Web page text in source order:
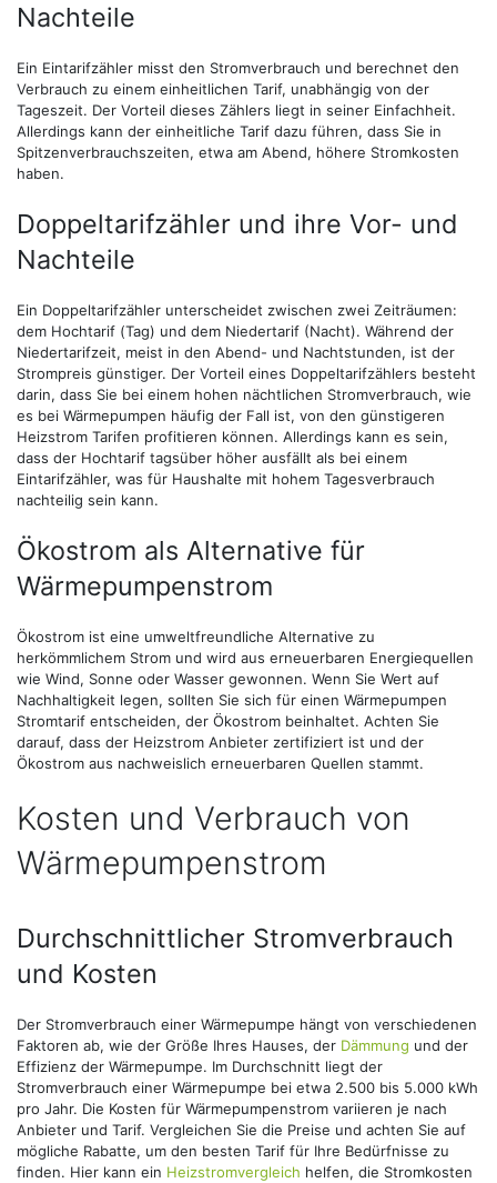
Nachteile
Ein Eintarifzähler misst den Stromverbrauch und berechnet den
Verbrauch zu einem einheitlichen Tarif, unabhängig von der
Tageszeit. Der Vorteil dieses Zählers liegt in seiner Einfachheit.
Allerdings kann der einheitliche Tarif dazu führen, dass Sie in
Spitzenverbrauchszeiten, etwa am Abend, höhere Stromkosten
haben.
Doppeltarifzähler und ihre Vor- und
Nachteile
Ein Doppeltarifzähler unterscheidet zwischen zwei Zeiträumen:
dem Hochtarif (Tag) und dem Niedertarif (Nacht). Während der
Niedertarifzeit, meist in den Abend- und Nachtstunden, ist der
Strompreis günstiger. Der Vorteil eines Doppeltarifzählers besteht
darin, dass Sie bei einem hohen nächtlichen Stromverbrauch, wie
es bei Wärmepumpen häufig der Fall ist, von den günstigeren
Heizstrom Tarifen profitieren können. Allerdings kann es sein,
dass der Hochtarif tagsüber höher ausfällt als bei einem
Eintarifzähler, was für Haushalte mit hohem Tagesverbrauch
nachteilig sein kann.
Ökostrom als Alternative für
Wärmepumpenstrom
Ökostrom ist eine umweltfreundliche Alternative zu
herkömmlichem Strom und wird aus erneuerbaren Energiequellen
wie Wind, Sonne oder Wasser gewonnen. Wenn Sie Wert auf
Nachhaltigkeit legen, sollten Sie sich für einen Wärmepumpen
Stromtarif entscheiden, der Ökostrom beinhaltet. Achten Sie
darauf, dass der Heizstrom Anbieter zertifiziert ist und der
Ökostrom aus nachweislich erneuerbaren Quellen stammt.
Kosten und Verbrauch von
Wärmepumpenstrom
Durchschnittlicher Stromverbrauch
und Kosten
Der Stromverbrauch einer Wärmepumpe hängt von verschiedenen
Faktoren ab, wie der Größe Ihres Hauses, der Dämmung und der
Effizienz der Wärmepumpe. Im Durchschnitt liegt der
Stromverbrauch einer Wärmepumpe bei etwa 2.500 bis 5.000 kWh
pro Jahr. Die Kosten für Wärmepumpenstrom variieren je nach
Anbieter und Tarif. Vergleichen Sie die Preise und achten Sie auf
mögliche Rabatte, um den besten Tarif für Ihre Bedürfnisse zu
finden. Hier kann ein Heizstromvergleich helfen, die Stromkosten